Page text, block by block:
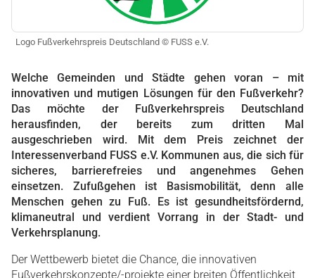
Logo Fußverkehrspreis Deutschland © FUSS e.V.
Welche Gemeinden und Städte gehen voran – mit
innovativen und mutigen Lösungen für den Fußverkehr?
Das möchte der Fußverkehrspreis Deutschland
herausfinden, der bereits zumdritten Mal
ausgeschrieben wird. Mit dem Preis zeichnet der
Interessenverband FUSS e.V. Kommunen aus, die sich für
sicheres, barrierefreies und angenehmes Gehen
einsetzen. Zufußgehen ist Basismobilität, denn alle
Menschen gehen zu Fuß. Es ist gesundheitsfördernd,
klimaneutral und verdient Vorrang in der Stadt- und
Verkehrsplanung.
Der Wettbewerb bietet die Chance, die innovativen
Fußverkehrskonzepte/-projekte einer breiten Öffentlichkeit